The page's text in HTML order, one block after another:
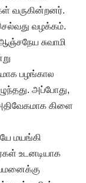
வருகின்றனர்.
வழக்கம்.
சுவாமி
பழங்கால
அப்போது,
கிளை
மயங்கி
உடனடியாக